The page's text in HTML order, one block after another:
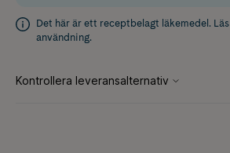
Det här är ett receptbelagt läkemedel. Läs
användning.